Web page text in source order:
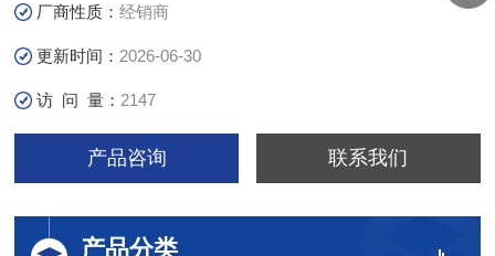
厂商性质：经销商
更新时间： 2026-06-30
访 问 量： 2147
产品咨询 联系我们
产品分类